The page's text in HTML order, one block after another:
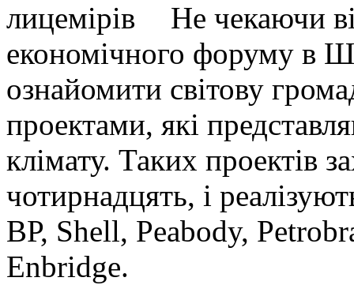
Не чекаючи
економічного форуму в
ознайомити світову
проектами, які
клімату. Таких проектів
чотирнадцять, і
ВР, Shell, Peabody,
Enbridge.